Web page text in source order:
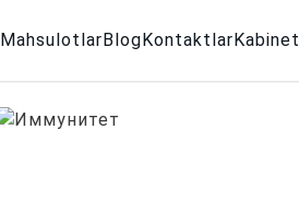
MahsulotlarBlogKontaktlarKabinet